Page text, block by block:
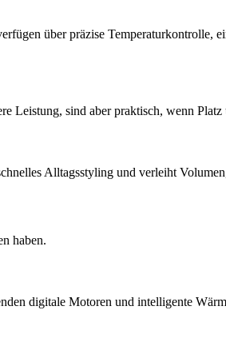
über präzise Temperaturkontrolle,
Leistung, sind aber praktisch, wenn
Alltagsstyling und verleiht
haben.
digitale Motoren und intelligente